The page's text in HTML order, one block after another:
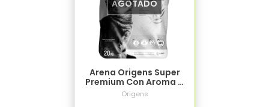
AGOTADO
Arena Origens Super
Premium Con Aroma A
Eucalipto 20kg
Origens